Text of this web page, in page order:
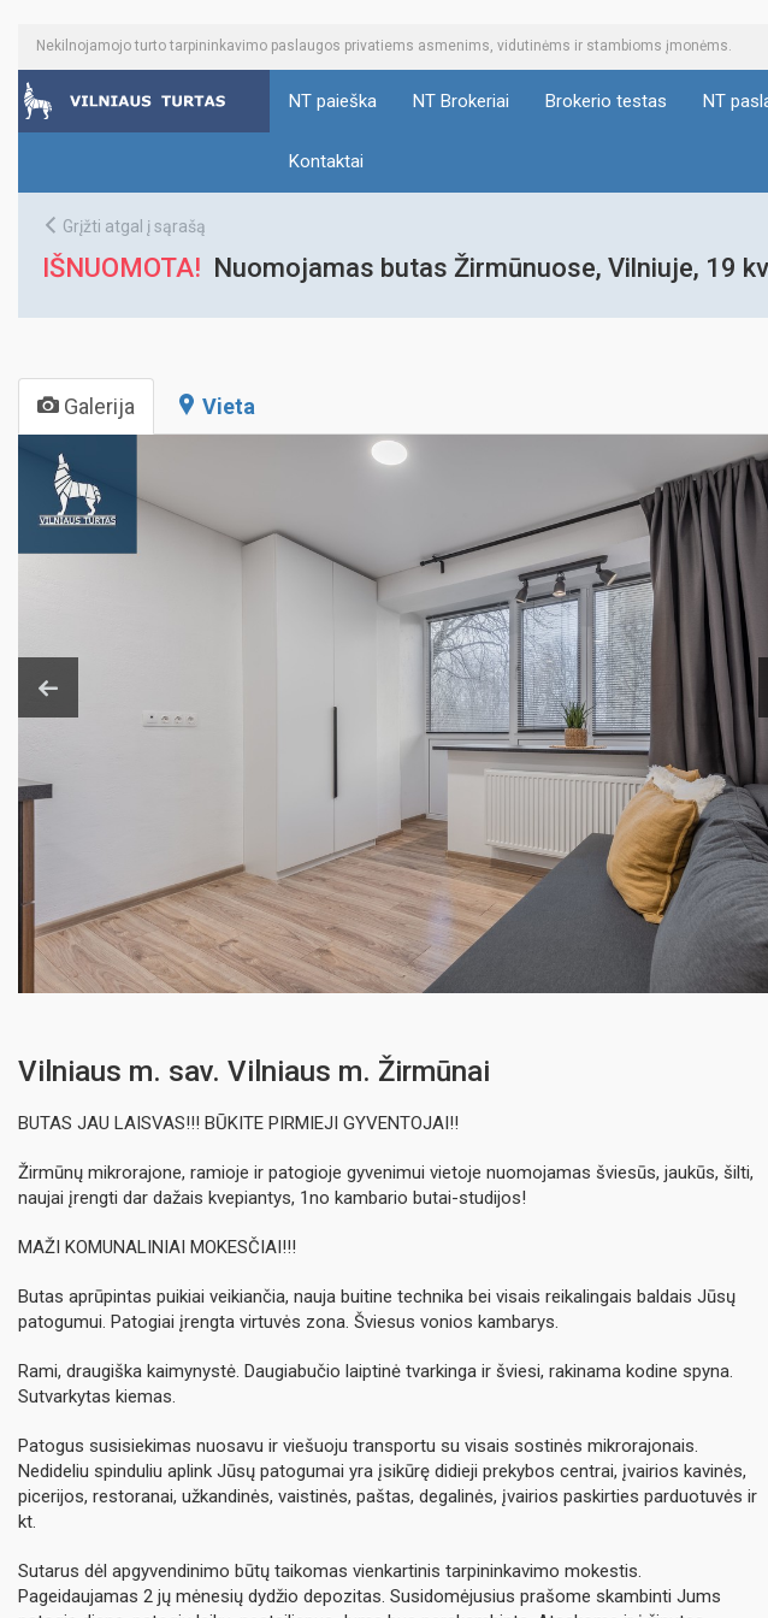
Nekilnojamojo turto tarpininkavimo paslaugos privatiems asmenims, vidutinėms ir stambioms įmonėms.
NT paieška NT Brokeriai Brokerio testas NT
Kontaktai
Grįžti atgal į sąrašą
IŠNUOMOTA! Nuomojamas butas Žirmūnuose, Vilniuje, 19
Galerija Vieta
Vilniaus m. sav. Vilniaus m. Žirmūnai
BUTAS JAU LAISVAS!!! BŪKITE PIRMIEJI GYVENTOJAI!!
Žirmūnų mikrorajone, ramioje ir patogioje gyvenimui vietoje nuomojamas šviesūs, jaukūs, šilti,
naujai įrengti dar dažais kvepiantys, 1no kambario butai-studijos!
MAŽI KOMUNALINIAI MOKESČIAI!!!
Butas aprūpintas puikiai veikiančia, nauja buitine technika bei visais reikalingais baldais Jūsų
patogumui. Patogiai įrengta virtuvės zona. Šviesus vonios kambarys.
Rami, draugiška kaimynystė. Daugiabučio laiptinė tvarkinga ir šviesi, rakinama kodine spyna.
Sutvarkytas kiemas.
Patogus susisiekimas nuosavu ir viešuoju transportu su visais sostinės mikrorajonais.
Nedideliu spinduliu aplink Jūsų patogumai yra įsikūrę didieji prekybos centrai, įvairios kavinės,
picerijos, restoranai, užkandinės, vaistinės, paštas, degalinės, įvairios paskirties parduotuvės ir
kt.
Sutarus dėl apgyvendinimo būtų taikomas vienkartinis tarpininkavimo mokestis.
Pageidaujamas 2 jų mėnesių dydžio depozitas. Susidomėjusius prašome skambinti Jums